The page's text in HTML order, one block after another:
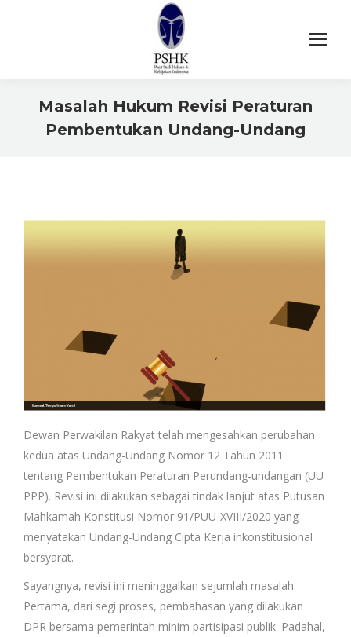
Masalah Hukum Revisi Peraturan
Pembentukan Undang-Undang
Dewan Perwakilan Rakyat telah mengesahkan perubahan
kedua atas Undang-Undang Nomor 12 Tahun 2011
tentang Pembentukan Peraturan Perundang-undangan (UU
PPP). Revisi ini dilakukan sebagai tindak lanjut atas Putusan
Mahkamah Konstitusi Nomor 91/PUU-XVIII/2020 yang
menyatakan Undang-Undang Cipta Kerja inkonstitusional
bersyarat.
Sayangnya, revisi ini meninggalkan sejumlah masalah.
Pertama, dari segi proses, pembahasan yang dilakukan
DPR bersama pemerintah minim partisipasi publik. Padahal,